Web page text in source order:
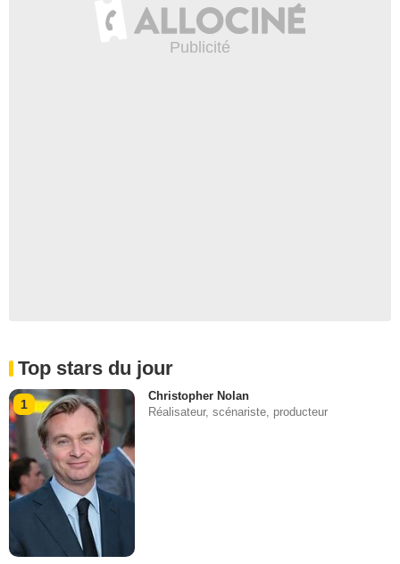
Top stars du jour
1
Christopher Nolan
Réalisateur, scénariste, producteur